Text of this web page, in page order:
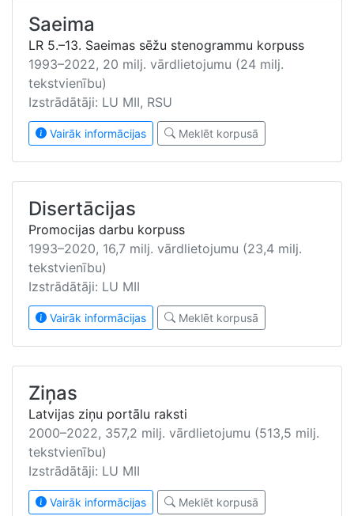
Saeima
LR 5.–13. Saeimas sēžu stenogrammu korpuss
1993–2022, 20 milj. vārdlietojumu (24 milj.
tekstvienību)
Izstrādātāji: LU MII, RSU
Vairāk informācijas Meklēt korpusā
Disertācijas
Promocijas darbu korpuss
1993–2020, 16,7 milj. vārdlietojumu (23,4 milj.
tekstvienību)
Izstrādātāji: LU MII
Vairāk informācijas Meklēt korpusā
Ziņas
Latvijas ziņu portālu raksti
2000–2022, 357,2 milj. vārdlietojumu (513,5 milj.
tekstvienību)
Izstrādātāji: LU MII
Vairāk informācijas Meklēt korpusā